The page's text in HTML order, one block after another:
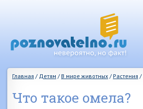
Главная / Детям / В мире животных / Растения /
Что такое омела?